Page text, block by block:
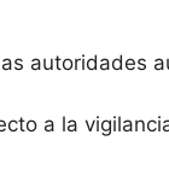
autoridades
a la